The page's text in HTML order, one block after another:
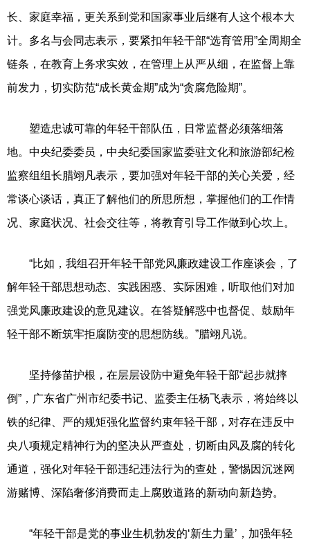
长、家庭幸福，更关系到党和国家事业后继有人这个根本大
计。多名与会同志表示，要紧扣年轻干部“选育管用”全周期全
链条，在教育上务求实效，在管理上从严从细，在监督上靠
前发力，切实防范“成长黄金期”成为“贪腐危险期”。
塑造忠诚可靠的年轻干部队伍，日常监督必须落细落
地。中央纪委委员，中央纪委国家监委驻文化和旅游部纪检
监察组组长腊翊凡表示，要加强对年轻干部的关心关爱，经
常谈心谈话，真正了解他们的所思所想，掌握他们的工作情
况、家庭状况、社会交往等，将教育引导工作做到心坎上。
“比如，我组召开年轻干部党风廉政建设工作座谈会，了
解年轻干部思想动态、实践困惑、实际困难，听取他们对加
强党风廉政建设的意见建议。在答疑解惑中也督促、鼓励年
轻干部不断筑牢拒腐防变的思想防线。”腊翊凡说。
坚持修苗护根，在层层设防中避免年轻干部“起步就摔
倒”，广东省广州市纪委书记、监委主任杨飞表示，将始终以
铁的纪律、严的规矩强化监督约束年轻干部，对存在违反中
央八项规定精神行为的坚决从严查处，切断由风及腐的转化
通道，强化对年轻干部违纪违法行为的查处，警惕因沉迷网
游赌博、深陷奢侈消费而走上腐败道路的新动向新趋势。
“年轻干部是党的事业生机勃发的‘新生力量’，加强年轻